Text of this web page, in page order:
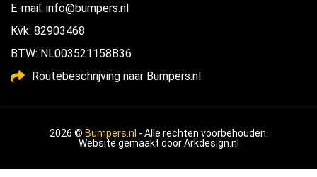
E-mail: info@bumpers.nl
Kvk: 82903468
BTW: NL003521158B36
Routebeschrijving naar Bumpers.nl
2026 © Bumpers.nl - Alle rechten voorbehouden.
Website gemaakt doorArkdesign.nl